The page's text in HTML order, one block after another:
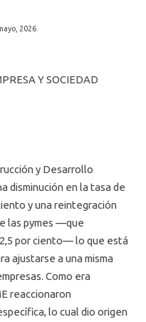
2026
Y SOCIEDAD
y Desarrollo
disminución en la tasa de
y una reintegración
las pymes —que
por ciento— lo que está
ajustarse a una misma
Como era
reaccionaron
lo cual dio origen